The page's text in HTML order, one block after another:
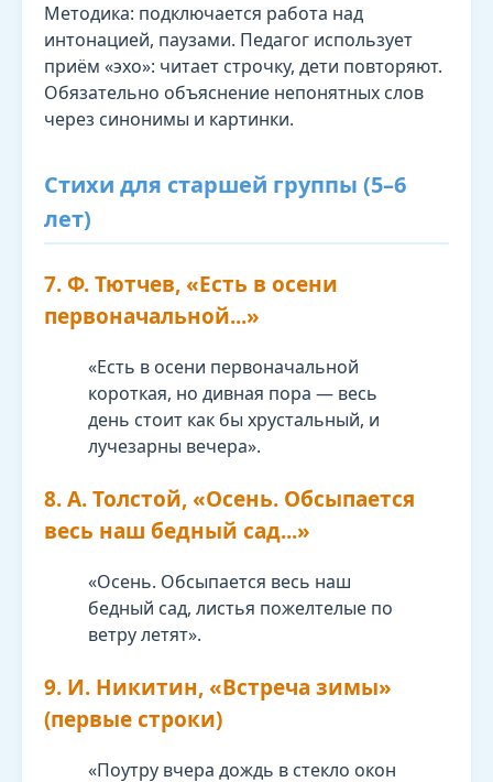
Методика: подключается работа над
интонацией, паузами. Педагог использует
приём «эхо»: читает строчку, дети повторяют.
Обязательно объяснение непонятных слов
через синонимы и картинки.
Стихи для старшей группы (5–6
лет)
7. Ф. Тютчев, «Есть в осени
первоначальной...»
«Есть в осени первоначальной
короткая, но дивная пора — весь
день стоит как бы хрустальный, и
лучезарны вечера».
8. А. Толстой, «Осень. Обсыпается
весь наш бедный сад...»
«Осень. Обсыпается весь наш
бедный сад, листья пожелтелые по
ветру летят».
9. И. Никитин, «Встреча зимы»
(первые строки)
«Поутру вчера дождь в стекло окон